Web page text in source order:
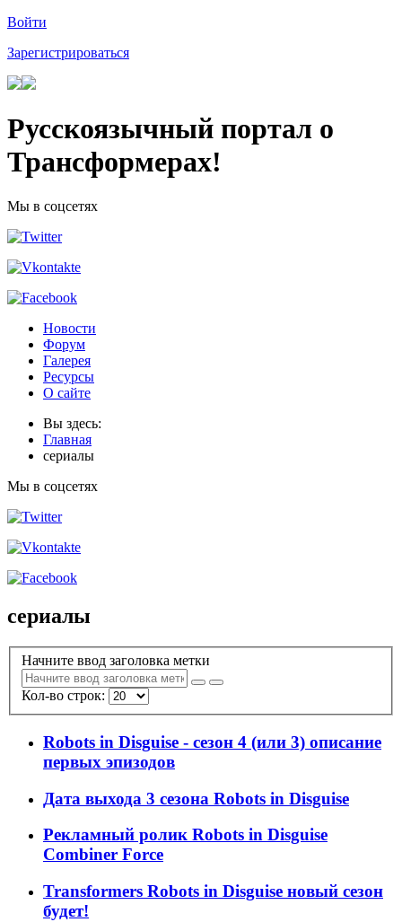
Войти
Зарегистрироваться
Русскоязычный портал о
Трансформерах!
Мы в соцсетях
Новости
Форум
Галерея
Ресурсы
О сайте
Вы здесь:
Главная
сериалы
Мы в соцсетях
сериалы
Начните ввод заголовка метки
Кол-во строк:
Robots in Disguise - сезон 4 (или 3) описание
первых эпизодов
Дата выхода 3 сезона Robots in Disguise
Рекламный ролик Robots in Disguise
Combiner Force
Transformers Robots in Disguise новый сезон
будет!